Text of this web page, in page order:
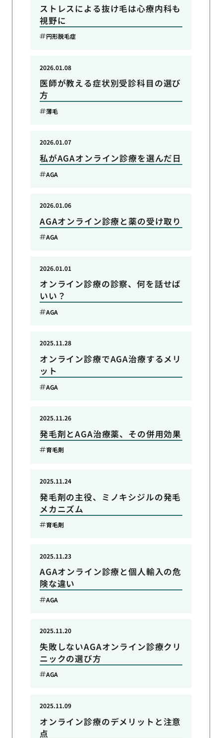
ストレスによる抜け毛は心療内科も
視野に
円形脱毛症
医師が教える症状別受診科目の選び
方
2026.01.08
薄毛
私がAGAオンライン診療を選んだ日
2026.01.07
AGA
AGAオンライン診療と薬の受け取り
2026.01.06
AGA
オンライン診療の診察、何を話せば
いい？
2026.01.01
AGA
オンライン診療でAGA治療するメリ
ット
2025.11.28
AGA
発毛剤とAGA治療薬、その併用効果
2025.11.26
育毛剤
発毛剤の主役、ミノキシジルの発毛
メカニズム
2025.11.24
育毛剤
AGAオンライン診療と個人輸入の危
険な違い
2025.11.23
AGA
失敗しないAGAオンライン診療クリ
ニックの選び方
2025.11.20
AGA
オンライン診療のデメリットと注意
点
2025.11.09